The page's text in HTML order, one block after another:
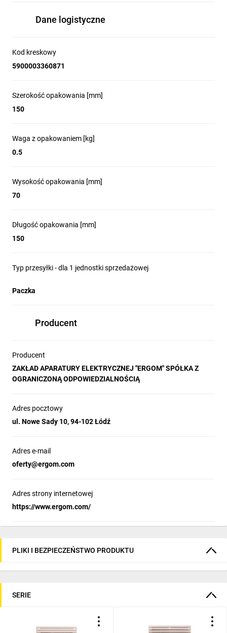
Dane logistyczne
Kod kreskowy
5900003360871
Szerokość opakowania [mm]
150
Waga z opakowaniem [kg]
0.5
Wysokość opakowania [mm]
70
Długość opakowania [mm]
150
Typ przesyłki - dla 1 jednostki sprzedażowej
Paczka
Producent
Producent
ZAKŁAD APARATURY ELEKTRYCZNEJ "ERGOM" SPÓŁKA Z
OGRANICZONĄ ODPOWIEDZIALNOŚCIĄ
Adres pocztowy
ul. Nowe Sady 10, 94-102 Łódź
Adres e-mail
oferty@ergom.com
Adres strony internetowej
https://www.ergom.com/
PLIKI I BEZPIECZEŃSTWO PRODUKTU
SERIE